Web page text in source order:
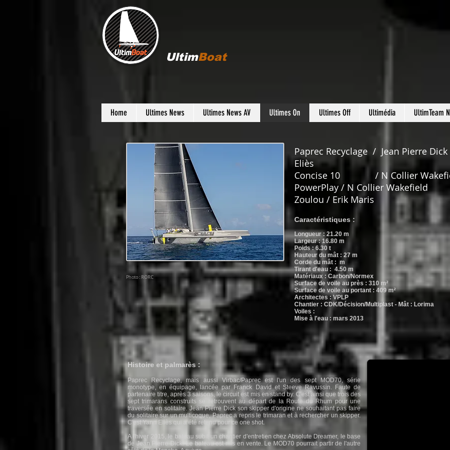
UltimBoat
Home Ultimes News Ultimes News AV Ultimes On Ultimes Off Ultimédia UltimTeam
Photo : RORC
Paprec Recyclage / Jean Pierre
Eliès
Concise 10 / N Collier
PowerPlay / N Collier Wakefield
Zoulou / Erik Maris
Caractéristiques :
Longueur : 21.20 m
Largeur : 16.80 m
Poids : 6.30 t
Hauteur du mât : 27 m
Corde du mât : m
Tirant d'eau : 4.50 m
Matériaux : Carbon/Normex
Surface de voile au près : 310 m²
Surface de voile au portant : 409 m²
Architectes : VPLP
Chantier : CDK/Décision/Multiplast - Mât : Lorima
Voiles :
Mise à l'eau : mars 2013
Histoire et palmarès :
Paprec Recyclage, mais aussi Virbac/Paprec est l'un des sept MOD70, série
monotype, en équipage, lancée par Franck David et Steeve Ravussin. Faute de
partenaire titre, après 3 saisons, le circuit est mis en stand by. C'est ainsi que trois des
sept trimarans construits se retrouvent au départ de la Route du Rhum pour une
traversée en solitaire. Jean Pierre Dick son skipper d'origine ne souhaitant pas faire
du solitaire sur un multicoque, Paprec a repris le trimaran et à rechercher un skipper.
C'est Yann Eliès qui a été retenu pour ce one shot.
A l'hiver 2015, le bateau subit un chantier d'entretien chez Absolute Dreamer, le base
de Jean Pierre Dick. Le bateau est mis en vente. Le MOD70 pourrait partir de l'autre